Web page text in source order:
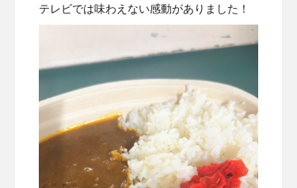
テレビでは味わえない感動がありました！